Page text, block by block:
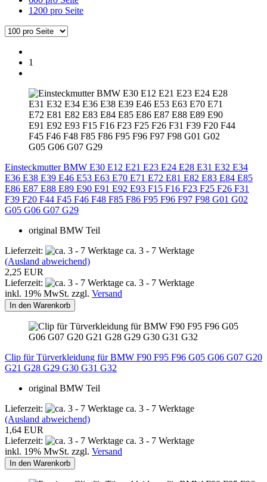
1200 pro Seite
1
Einsteckmutter BMW E30 E12 E21 E23 E24 E28 E31 E32 E34
E36 E38 E39 E46 E53 E63 E70 E71 E72 E81 E82 E83 E84 E85
E86 E87 E88 E89 E90 E91 E92 E93 F15 F16 F23 F25 F26 F31
F39 F20 F44 F45 F46 F48 F85 F86 F95 F96 F97 F98 G01 G02
G05 G06 G07 G29
original BMW Teil
Lieferzeit:
ca. 3 - 7 Werktage
(Ausland abweichend)
2,25 EUR
Lieferzeit:
ca. 3 - 7 Werktage
inkl. 19% MwSt. zzgl. Versand
In den Warenkorb
Clip für Türverkleidung für BMW F90 F95 F96 G05 G06 G07 G20
G21 G28 G29 G30 G31 G32
original BMW Teil
Lieferzeit:
ca. 3 - 7 Werktage
(Ausland abweichend)
1,64 EUR
Lieferzeit:
ca. 3 - 7 Werktage
inkl. 19% MwSt. zzgl. Versand
In den Warenkorb